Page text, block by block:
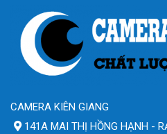
CAMERA KIÊN GIANG
141A MAI THỊ HỒNG HẠNH -